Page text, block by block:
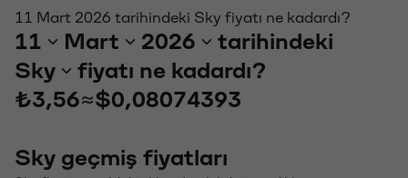
11 Mart 2026 tarihindeki Sky fiyatı ne kadardı?
11 Mart 2026
tarihindeki
Sky
fiyatı ne kadardı?
₺3,56≈$0,08074393
Sky geçmiş fiyatları